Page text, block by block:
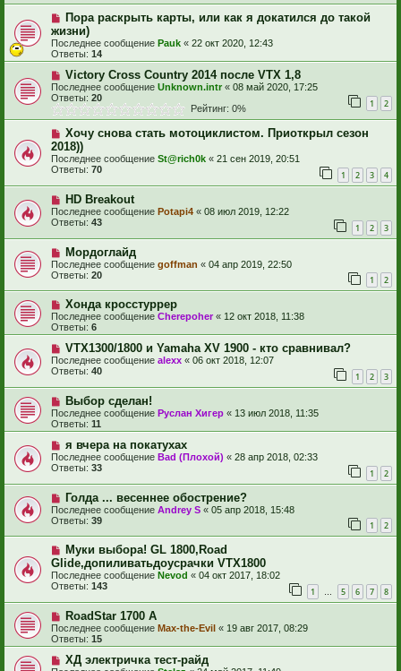
Пора раскрыть карты, или как я докатился до такой
жизни)
Последнее сообщение Pauk « 22 окт 2020, 12:43
Ответы: 14
Victory Cross Country 2014 после VTX 1,8
Последнее сообщение Unknown.intr « 08 май 2020, 17:25
Ответы: 20 1 2
Рейтинг: 0%
Хочу снова стать мотоциклистом. Приоткрыл сезон
2018))
Последнее сообщение St@rich0k « 21 сен 2019, 20:51
Ответы: 70 1 2 3 4
HD Breakout
Последнее сообщение Potapi4 « 08 июл 2019, 12:22
Ответы: 43 1 2 3
Мордоглайд
Последнее сообщение goffman « 04 апр 2019, 22:50
Ответы: 20 1 2
Хонда кросстуррер
Последнее сообщение Cherepoher« 12 окт 2018, 11:38
Ответы: 6
VTX1300/1800 и Yamaha XV 1900 - кто сравнивал?
Последнее сообщение alexx « 06 окт 2018, 12:07
Ответы: 40 1 2 3
Выбор сделан!
Последнее сообщение Руслан Хигер « 13 июл 2018, 11:35
Ответы: 11
я вчера на покатухах
Последнее сообщение Bad (Плохой) « 28 апр 2018, 02:33
Ответы: 33 1 2
Голда ... весеннее обострение?
Последнее сообщение Andrey S « 05 апр 2018, 15:48
Ответы: 39 1 2
Муки выбора! GL 1800,Road
Glide,допиливатьдоусрачки VTX1800
Последнее сообщение Nevod « 04 окт 2017, 18:02
Ответы: 143 1 … 5 6 7 8
RoadStar 1700 A
Последнее сообщение Max-the-Evil « 19 авг 2017, 08:29
Ответы: 15
ХД электричка тест-райд